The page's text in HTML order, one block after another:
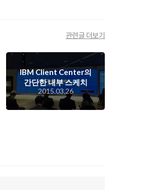
관련글 더보기
IBM Client Center의
간단한 내부 스케치
2015.03.26